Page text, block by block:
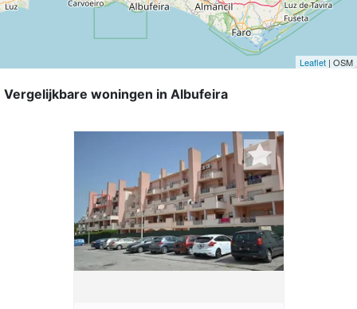
Leaflet | OSM
Vergelijkbare woningen in Albufeira